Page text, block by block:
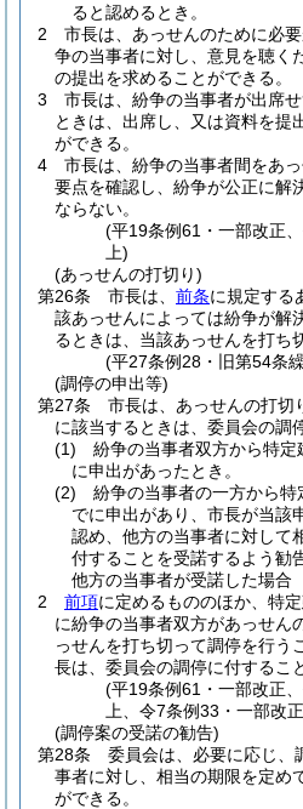
ると認めるとき。
2
市長は、あっせんのために必
争の当事者に対し、意見を聴く
の提出を求めることができる。
3
市長は、紛争の当事者が出席
ときは、出席し、又は資料を提
ができる。
4
市長は、紛争の当事者間をあ
要点を確認し、紛争が公正に解
ならない。
(平19条例61・一部改正
上)
(あっせんの打切り)
第26条
市長は、 前条に規定する
該あっせんによっては紛争が解
るときは、当該あっせんを打ち
(平27条例28・旧第54条
(調停の申出等)
第27条
市長は、あっせんの打切
に該当するときは、委員会の調
(1)
紛争の当事者双方から特
に申出があったとき。
(2)
紛争の当事者の一方から特
でに申出があり、市長が当該
認め、他方の当事者に対して
付することを受諾するよう勧
他方の当事者が受諾した場合
2
前項に定めるもののほか、特
に紛争の当事者双方があっせん
っせんを打ち切って調停を行う
長は、委員会の調停に付するこ
(平19条例61・一部改正
上、令7条例33・一部改
(調停案の受諾の勧告)
第28条
委員会は、必要に応じ、
事者に対し、相当の期限を定め
ができる。